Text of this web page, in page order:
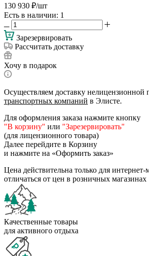
130 930 ₽/шт
Есть в наличии: 1
Зарезервировать
Рассчитать доставку
Хочу в подарок
Осуществляем доставку нелицензионной
транспортных компаний в Элисте.
Для оформления заказа нажмите кнопку
"В корзину" или "Зарезервировать"
(для лицензионного товара)
Далее перейдите в Корзину
и нажмите на «Оформить заказ»
Цена действительна только для
отличаться от цен в розничных магазинах
Качественные товары
для активного отдыха